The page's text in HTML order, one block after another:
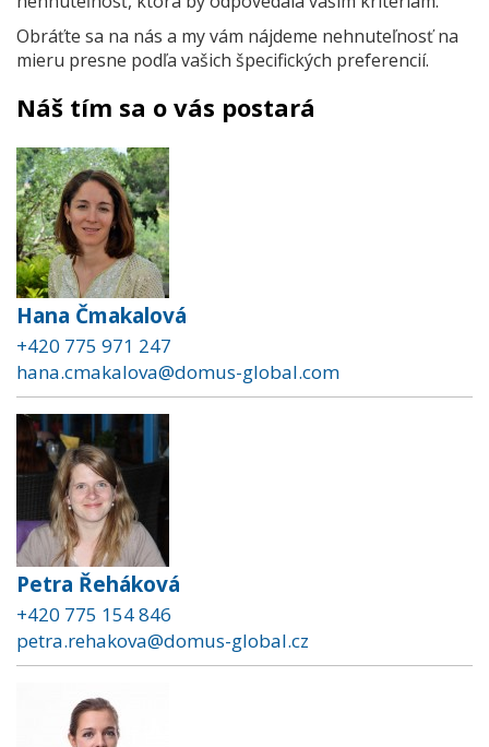
Obráťte sa na nás a my vám nájdeme nehnuteľnosť na
mieru presne podľa vašich špecifických preferencií.
Náš tím sa o vás postará
Hana Čmakalová
+420 775 971 247
hana.cmakalova@domus-global.com
Petra Řeháková
+420 775 154 846
petra.rehakova@domus-global.cz